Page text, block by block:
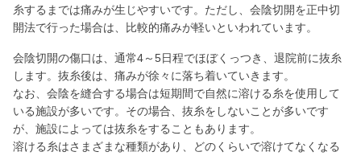
糸するまでは痛みが生じやすいです。ただし、会陰切開を正中切
開法で行った場合は、比較的痛みが軽いといわれています。
会陰切開の傷口は、通常4～5日程でほぼくっつき、退院前に抜糸
します。抜糸後は、痛みが徐々に落ち着いていきます。
なお、会陰を縫合する場合は短期間で自然に溶ける糸を使用して
いる施設が多いです。その場合、抜糸をしないことが多いです
が、施設によっては抜糸をすることもあります。
溶ける糸はさまざまな種類があり、どのくらいで溶けてなくなる